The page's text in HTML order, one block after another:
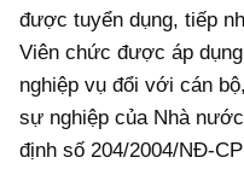
được tuyển dụng, tiếp
Viên chức được áp
nghiệp vụ đổi với cán
sự nghiệp của Nhà
định số 204/2004/NĐ-